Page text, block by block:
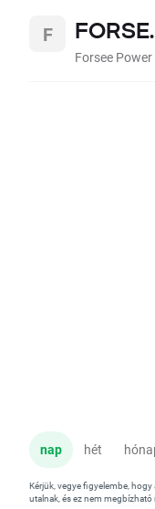
Forsee Power
nap hét
Kérjük, vegye figyelembe,
utalnak, és ez nem